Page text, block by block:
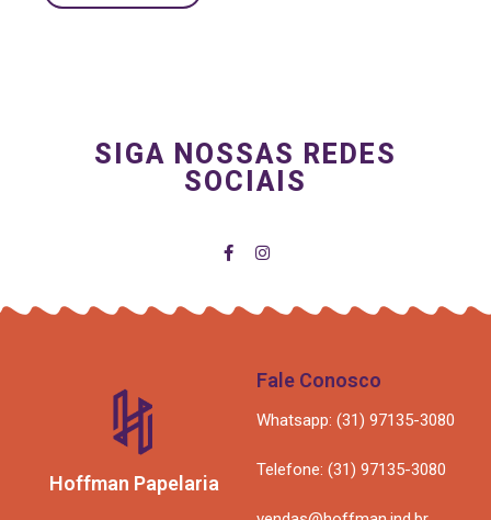
SIGA NOSSAS REDES
SOCIAIS
Hoffman Papelaria
Fale Conosco
Whatsapp: (31) 97135-3080
Telefone: (31) 97135-3080